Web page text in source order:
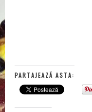
PARTAJEAZĂ ASTA: